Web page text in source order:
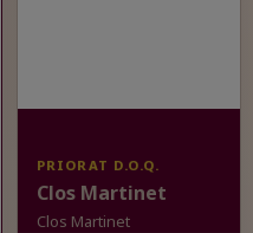
PRIORAT D.O.Q.
Clos Martinet
Clos Martinet